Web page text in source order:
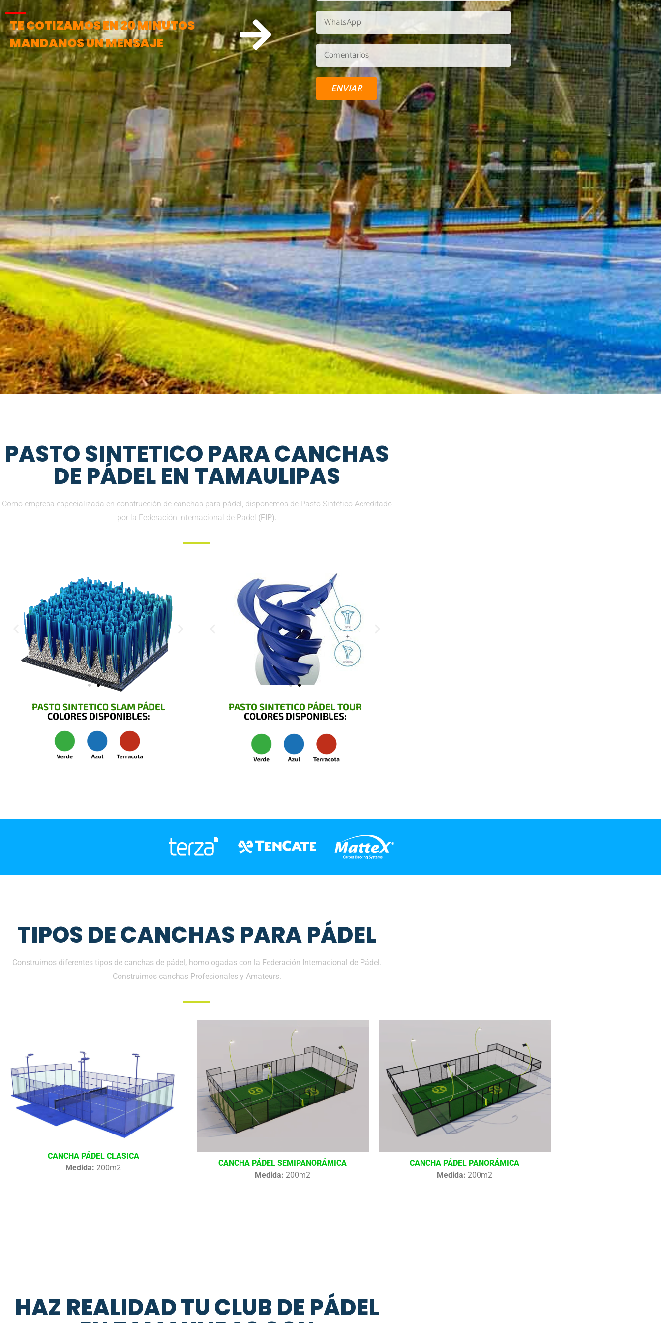
TE COTIZAMOS EN 20 MINUTOS
MANDANOS UN MENSAJE
ENVIAR
PASTO SINTETICO PARA CANCHAS
DE PÁDEL EN TAMAULIPAS
Como empresa especializada en construcción de canchas para pádel, disponemos de Pasto Sintético Acreditado
por la Federación Internacional de Padel (FIP).
PASTO SINTETICO SLAM PÁDEL
COLORES DISPONIBLES:
PASTO SINTETICO PÁDEL TOUR
COLORES DISPONIBLES:
TIPOS DE CANCHAS PARA PÁDEL
Construimos diferentes tipos de canchas de pádel, homologadas con la Federación Internacional de Pádel.
Construimos canchas Profesionales y Amateurs.
CANCHA PÁDEL CLASICA
Medida: 200m2
CANCHA PÁDEL SEMIPANORÁMICA
Medida: 200m2
CANCHA PÁDEL PANORÁMICA
Medida: 200m2
HAZ REALIDAD TU CLUB DE PÁDEL